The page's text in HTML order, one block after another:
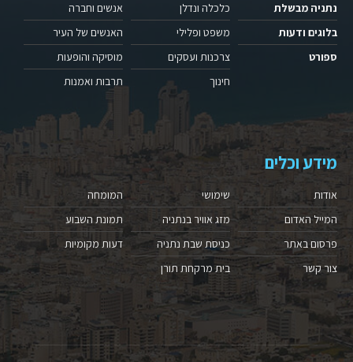
נתניה מבשלת
בלוגים ודעות
ספורט
כלכלה ונדלן
משפט ופלילי
צרכנות ועסקים
חינוך
אנשים וחברה
האנשים של העיר
מוסיקה והופעות
תרבות ואמנות
מידע וכלים
אודות
המייל האדום
פרסום באתר
צור קשר
שימושי
מזג אוויר בנתניה
כניסת שבת נתניה
בית מרקחת תורן
המומחה
תמונת השבוע
דעות מקומיות